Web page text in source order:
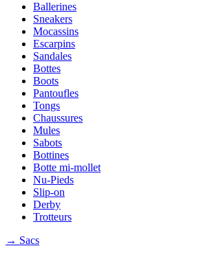
Ballerines
Sneakers
Mocassins
Escarpins
Sandales
Bottes
Boots
Pantoufles
Tongs
Chaussures
Mules
Sabots
Bottines
Botte mi-mollet
Nu-Pieds
Slip-on
Derby
Trotteurs
→ Sacs